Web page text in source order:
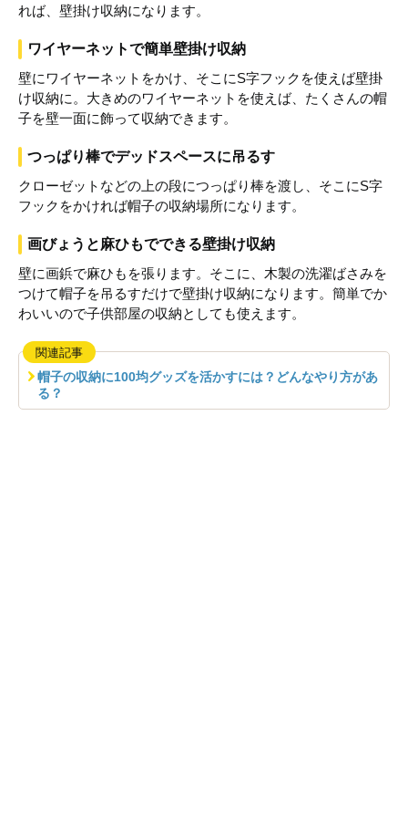
れば、壁掛け収納になります。
ワイヤーネットで簡単壁掛け収納
壁にワイヤーネットをかけ、そこにS字フックを使えば壁掛
け収納に。大きめのワイヤーネットを使えば、たくさんの帽
子を壁一面に飾って収納できます。
つっぱり棒でデッドスペースに吊るす
クローゼットなどの上の段につっぱり棒を渡し、そこにS字
フックをかければ帽子の収納場所になります。
画びょうと麻ひもでできる壁掛け収納
壁に画鋲で麻ひもを張ります。そこに、木製の洗濯ばさみを
つけて帽子を吊るすだけで壁掛け収納になります。簡単でか
わいいので子供部屋の収納としても使えます。
関連記事
帽子の収納に100均グッズを活かすには？どんなやり方があ
る？